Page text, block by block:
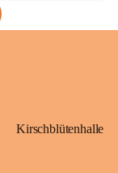
Kirschblütenhalle